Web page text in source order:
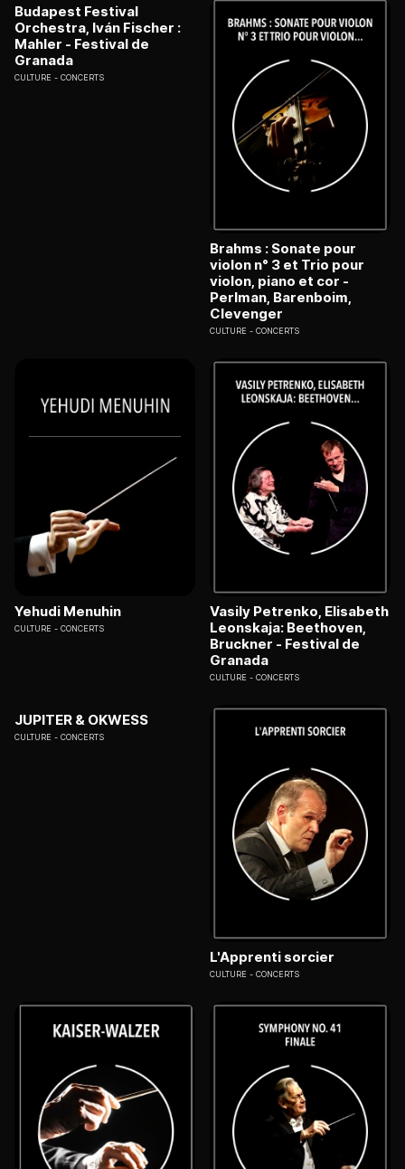
Budapest Festival
Orchestra, Iván Fischer :
Mahler - Festival de
Granada
CULTURE CONCERTS
Brahms : Sonate pour
violon n° 3 et Trio pour
violon, piano et cor -
Perlman, Barenboim,
Clevenger
CULTURE CONCERTS
Yehudi Menuhin
CULTURE CONCERTS
Vasily Petrenko, Elisabeth
Leonskaja: Beethoven,
Bruckner - Festival de
Granada
CULTURE CONCERTS
JUPITER & OKWESS
CULTURE CONCERTS
L'Apprenti sorcier
CULTURE CONCERTS